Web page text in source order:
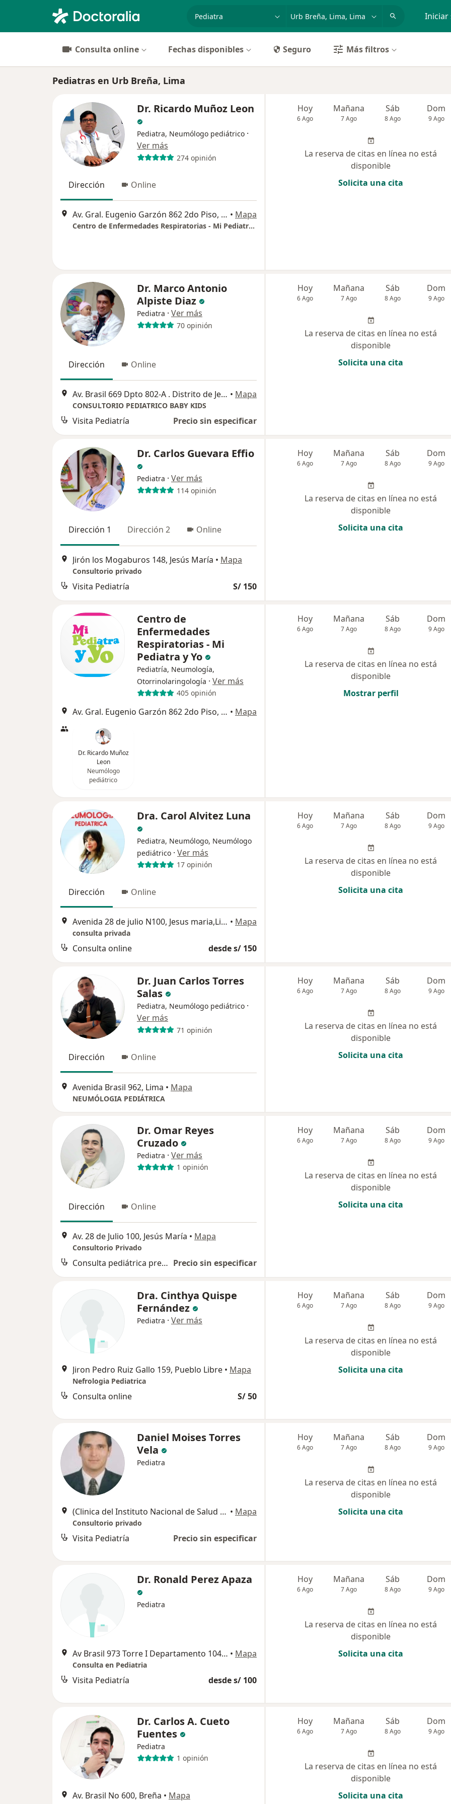
Iniciar
Consulta online Fechas disponibles Seguro Más filtros
Pediatras en Urb Breña, Lima
Dr. Ricardo Muñoz Leon
Pediatra, Neumólogo pediátrico ·
Ver más
274 opinión
Dirección Online
Av. Gral. Eugenio Garzón 862 2do Piso, Jesús María • Mapa
Centro de Enfermedades Respiratorias - Mi Pediatra y Yo
Hoy
6 Ago
Mañana
7 Ago
Sáb
8 Ago
Dom
9 Ago
La reserva de citas en línea no está
disponible
Solicita una cita
Dr. Marco Antonio
Alpiste Diaz
Pediatra · Ver más
70 opinión
Dirección Online
Av. Brasil 669 Dpto 802-A . Distrito de Jesus María, Jesús María • Mapa
CONSULTORIO PEDIATRICO BABY KIDS
Visita Pediatría Precio sin especificar
Hoy
6 Ago
Mañana
7 Ago
Sáb
8 Ago
Dom
9 Ago
La reserva de citas en línea no está
disponible
Solicita una cita
Dr. Carlos Guevara Effio
Pediatra · Ver más
114 opinión
Dirección 1 Dirección 2 Online
Jirón los Mogaburos 148, Jesús María • Mapa
Consultorio privado
Visita Pediatría S/ 150
Hoy
6 Ago
Mañana
7 Ago
Sáb
8 Ago
Dom
9 Ago
La reserva de citas en línea no está
disponible
Solicita una cita
Centro de
Enfermedades
Respiratorias - Mi
Pediatra y Yo
Pediatría, Neumología,
Otorrinolaringología · Ver más
405 opinión
Av. Gral. Eugenio Garzón 862 2do Piso, Jesús María • Mapa
Dr. Ricardo Muñoz
Leon
Neumólogo
pediátrico
Hoy
6 Ago
Mañana
7 Ago
Sáb
8 Ago
Dom
9 Ago
La reserva de citas en línea no está
disponible
Mostrar perfil
Dra. Carol Alvitez Luna
Pediatra, Neumólogo, Neumólogo
pediátrico · Ver más
17 opinión
Dirección Online
Avenida 28 de julio N100, Jesus maria,Lima, Lima • Mapa
consulta privada
Consulta online desde s/ 150
Hoy
6 Ago
Mañana
7 Ago
Sáb
8 Ago
Dom
9 Ago
La reserva de citas en línea no está
disponible
Solicita una cita
Dr. Juan Carlos Torres
Salas
Pediatra, Neumólogo pediátrico ·
Ver más
71 opinión
Dirección Online
Avenida Brasil 962, Lima • Mapa
NEUMÓLOGIA PEDIÁTRICA
Hoy
6 Ago
Mañana
7 Ago
Sáb
8 Ago
Dom
9 Ago
La reserva de citas en línea no está
disponible
Solicita una cita
Dr. Omar Reyes
Cruzado
Pediatra · Ver más
1 opinión
Dirección Online
Av. 28 de Julio 100, Jesús María • Mapa
Consultorio Privado
Consulta pediátrica presencial Precio sin especificar
Hoy
6 Ago
Mañana
7 Ago
Sáb
8 Ago
Dom
9 Ago
La reserva de citas en línea no está
disponible
Solicita una cita
Dra. Cinthya Quispe
Fernández
Pediatra · Ver más
Jiron Pedro Ruiz Gallo 159, Pueblo Libre • Mapa
Nefrologia Pediatrica
Consulta online S/ 50
Hoy
6 Ago
Mañana
7 Ago
Sáb
8 Ago
Dom
9 Ago
La reserva de citas en línea no está
disponible
Solicita una cita
Daniel Moises Torres
Vela
Pediatra
(Clinica del Instituto Nacional de Salud del Niño) Av Restauracion Cdr 1, Breña, Breña • Mapa
Consultorio privado
Visita Pediatría Precio sin especificar
Hoy
6 Ago
Mañana
7 Ago
Sáb
8 Ago
Dom
9 Ago
La reserva de citas en línea no está
disponible
Solicita una cita
Dr. Ronald Perez Apaza
Pediatra
Av Brasil 973 Torre I Departamento 104, Lima • Mapa
Consulta en Pediatria
Visita Pediatría desde s/ 100
Hoy
6 Ago
Mañana
7 Ago
Sáb
8 Ago
Dom
9 Ago
La reserva de citas en línea no está
disponible
Solicita una cita
Dr. Carlos A. Cueto
Fuentes
Pediatra
1 opinión
Av. Brasil No 600, Breña • Mapa
Hoy
6 Ago
Mañana
7 Ago
Sáb
8 Ago
Dom
9 Ago
La reserva de citas en línea no está
disponible
Solicita una cita